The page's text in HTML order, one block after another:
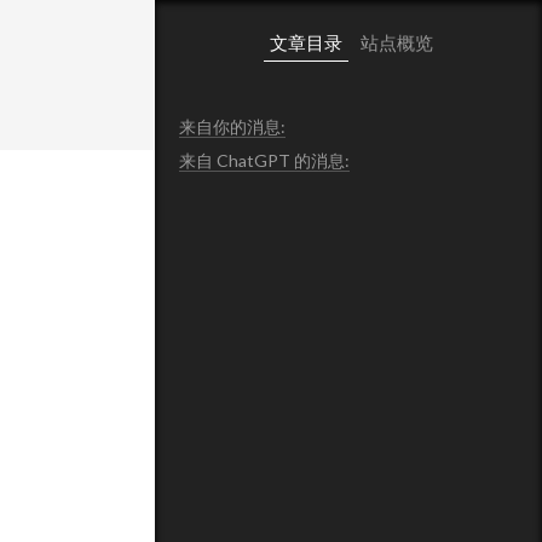
文章目录 站点概览
来自你的消息:
来自 ChatGPT 的消息: